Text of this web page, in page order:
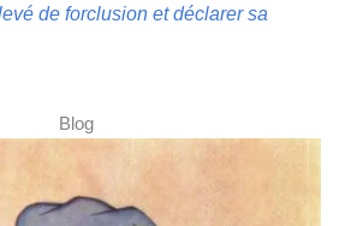
de forclusion et déclarer sa
Blog